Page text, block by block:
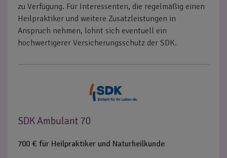
zu Verfügung. Für Interessenten, die regelmäßig einen
Heilpraktiker und weitere Zusatzleistungen in
Anspruch nehmen, lohnt sich eventuell ein
hochwertigerer Versicherungsschutz der SDK.
SDK Ambulant 70
700 € für Heilpraktiker und Naturheilkunde